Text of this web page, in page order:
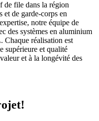
de file dans la région
et de garde-corps en
notre équipe de
des systèmes en aluminium
Chaque réalisation est
supérieure et qualité
et à la longévité des